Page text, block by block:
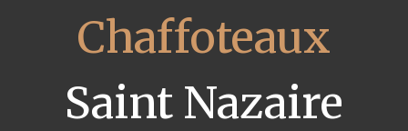
Chaffoteaux
Saint Nazaire